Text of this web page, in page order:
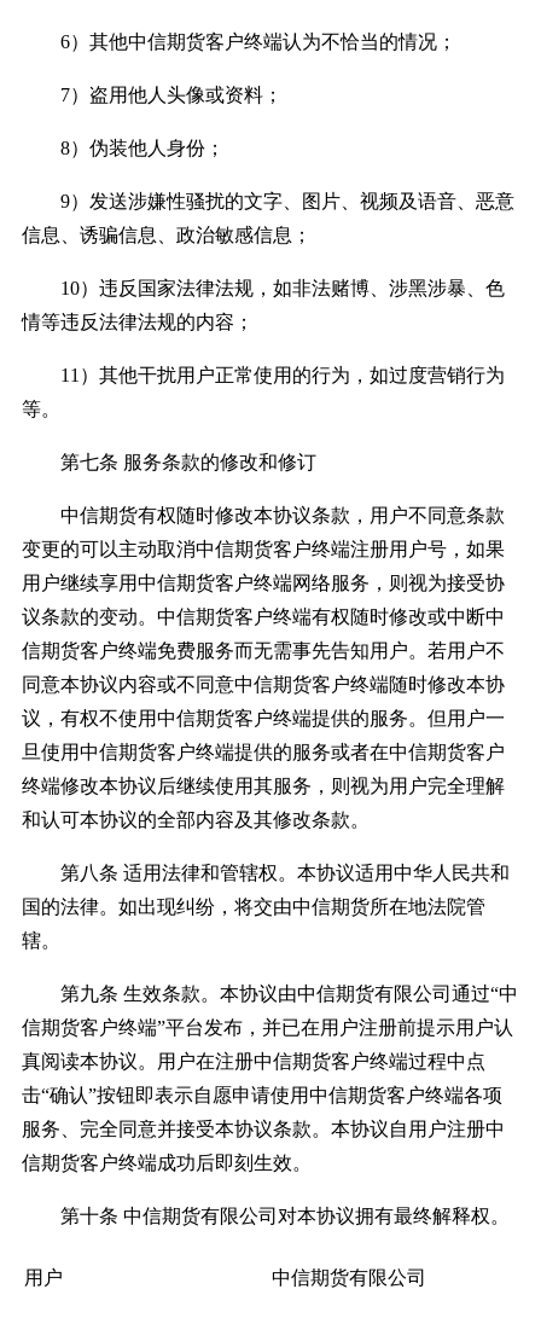
6）其他中信期货客户终端认为不恰当的情况；
7）盗用他人头像或资料；
8）伪装他人身份；
9）发送涉嫌性骚扰的文字、图片、视频及语音、恶意
信息、诱骗信息、政治敏感信息；
10）违反国家法律法规，如非法赌博、涉黑涉暴、色
情等违反法律法规的内容；
11）其他干扰用户正常使用的行为，如过度营销行为
等。
第七条 服务条款的修改和修订
中信期货有权随时修改本协议条款，用户不同意条款
变更的可以主动取消中信期货客户终端注册用户号，如果
用户继续享用中信期货客户终端网络服务，则视为接受协
议条款的变动。中信期货客户终端有权随时修改或中断中
信期货客户终端免费服务而无需事先告知用户。若用户不
同意本协议内容或不同意中信期货客户终端随时修改本协
议，有权不使用中信期货客户终端提供的服务。但用户一
旦使用中信期货客户终端提供的服务或者在中信期货客户
终端修改本协议后继续使用其服务，则视为用户完全理解
和认可本协议的全部内容及其修改条款。
第八条 适用法律和管辖权。本协议适用中华人民共和
国的法律。如出现纠纷，将交由中信期货所在地法院管
辖。
第九条 生效条款。本协议由中信期货有限公司通过“中
信期货客户终端”平台发布，并已在用户注册前提示用户认
真阅读本协议。用户在注册中信期货客户终端过程中点
击“确认”按钮即表示自愿申请使用中信期货客户终端各项
服务、完全同意并接受本协议条款。本协议自用户注册中
信期货客户终端成功后即刻生效。
第十条 中信期货有限公司对本协议拥有最终解释权。
用户 中信期货有限公司